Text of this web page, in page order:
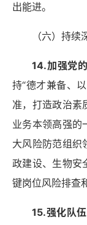
出能进。
（六）持
14.加强党
持“德才兼备、
准，打造政治素
业务本领高强的
大风险防范组织
政建设、生物安
键岗位风险排查
15.强化队伍